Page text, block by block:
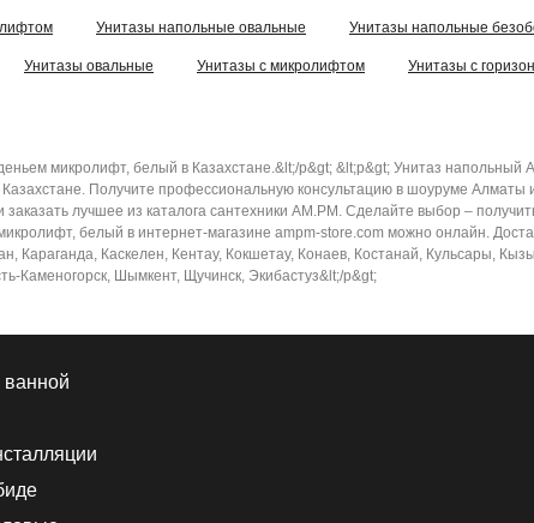
Унитазы напольные овальные Унитазы напольные
Унитазы овальные Унитазы с микролифтом Унитазы с
микролифт, белый в Казахстане.&lt;/p&gt; &lt;p&gt; Унитаз
Получите профессиональную консультацию в шоуруме Алматы
лучшее из каталога сантехники AM.PM. Сделайте выбор –
белый в интернет-магазине ampm-store.com можно онлайн.
Караганда, Каскелен, Кентау, Кокшетау, Конаев, Костанай, Кульсары,
Каменогорск, Шымкент, Щучинск, Экибастуз&lt;/p&gt;
ванной